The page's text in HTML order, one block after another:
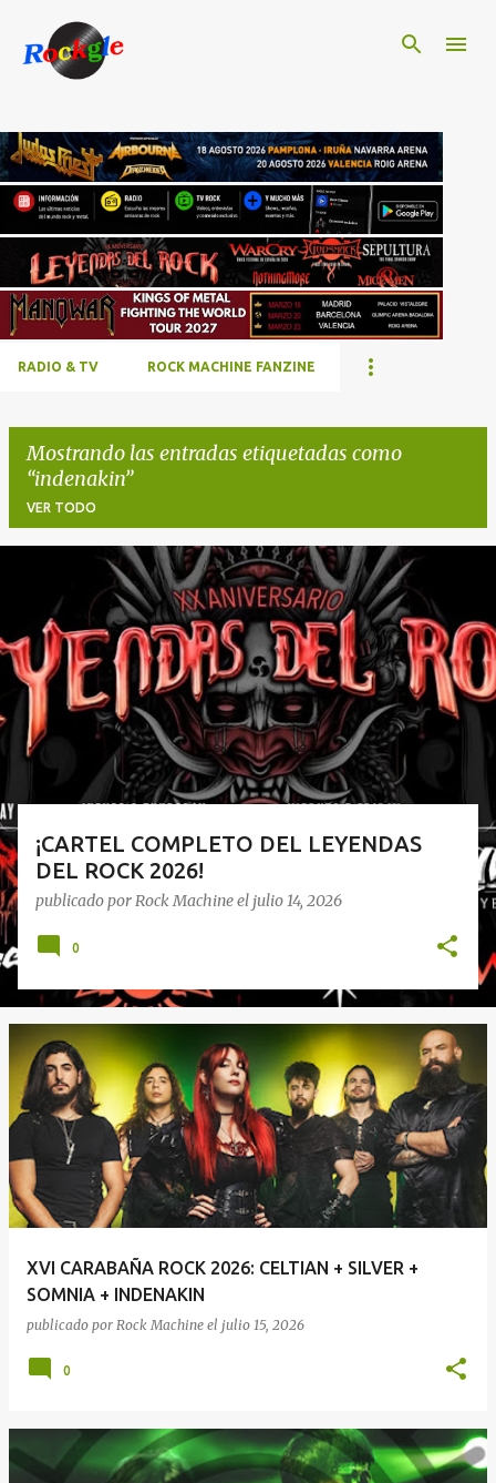
RADIO & TV ROCK MACHINE FANZINE
Mostrando las entradas etiquetadas como
indenakin
VER TODO
t
a
d
s
¡CARTEL COMPLETO DEL LEYENDAS
DEL ROCK 2026!
publicado porRock Machineel julio 14, 2026
0
XVI CARABAÑA ROCK 2026: CELTIAN + SILVER +
SOMNIA + INDENAKIN
publicado por Rock Machine el julio 15, 2026
0